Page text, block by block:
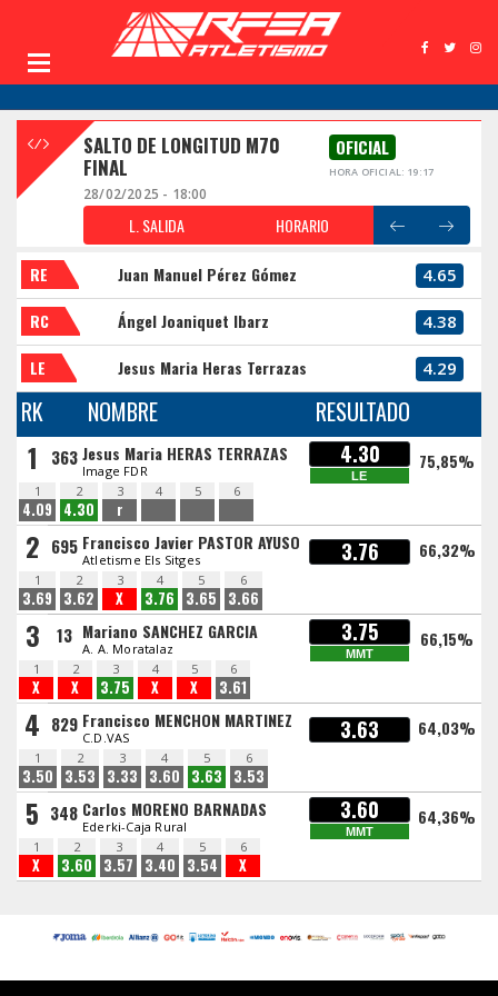
SALTO DE LONGITUD M70
FINAL
OFICIAL
HORA OFICIAL: 19:17
28/02/2025 - 18:00
L. SALIDA HORARIO
RE Juan Manuel Pérez Gómez 4.65
RC Ángel Joaniquet Ibarz 4.38
LE Jesus Maria Heras Terrazas 4.29
RK NOMBRE RESULTADO
1 363 Jesus Maria HERAS TERRAZAS
Image FDR
4.30
LE
75,85%
1
4.09
2
4.30
3
r
4 5 6
2 695 Francisco Javier PASTOR AYUSO
Atletisme Els Sitges 3.76 66,32%
1
3.69
2
3.62
3
X
4
3.76
5
3.65
6
3.66
3 13 Mariano SANCHEZ GARCIA
A. A. Moratalaz
3.75
MMT
66,15%
1
X
2
X
3
3.75
4
X
5
X
6
3.61
4 829 Francisco MENCHON MARTINEZ
C.D.VAS 3.63 64,03%
1
3.50
2
3.53
3
3.33
4
3.60
5
3.63
6
3.53
5 348 Carlos MORENO BARNADAS
Ederki-Caja Rural
3.60
MMT
64,36%
1
X
2
3.60
3
3.57
4
3.40
5
3.54
6
X